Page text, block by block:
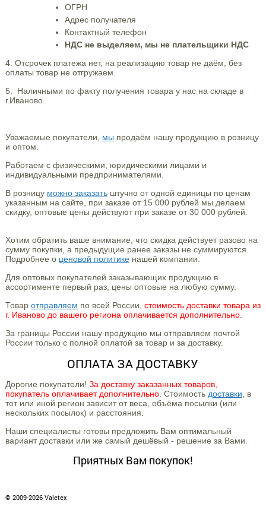
ОГРН
Адрес получателя
Контактный телефон
НДС не выделяем, мы не плательщики НДС
4. Отсрочек платежа нет, на реализацию товар не даём, без
оплаты товар не отгружаем.
5. Наличными по факту получения товара у нас на складе в
г.Иваново.
Уважаемые покупатели, мы продаём нашу продукцию в розницу
и оптом.
Работаем с физическими, юридическими лицами и
индивидуальными предпринимателями.
В розницу можно заказатьштучно от одной единицы по ценам
указанным на сайте, при заказе от 15 000 рублей мы делаем
скидку, оптовые цены действуют при заказе от 30 000 рублей.
Хотим обратить ваше внимание, что скидка действует разово на
сумму покупки, а предыдущие ранее заказы не суммируются.
Подробнее о ценовой политикенашей компании.
Для оптовых покупателей заказывающих продукцию в
ассортименте первый раз, цены оптовые на любую сумму.
Товар отправляем по всей России, стоимость доставки товара из
г. Иваново до вашего региона оплачивается дополнительно.
За границы России нашу продукцию мы отправляем почтой
России только с полной оплатой за товар и за доставку.
ОПЛАТА ЗА ДОСТАВКУ
Дорогие покупатели! За доставку заказанных товаров,
покупатель оплачивает дополнительно. Стоимость доставки , в
тот или иной регион зависит от веса, объёма посылки (или
нескольких посылок) и расстояния.
Наши специалисты готовы предложить Вам оптимальный
вариант доставки или же самый дешёвый - решение за Вами.
Приятных Вам покупок!
© 2009-2026 Valetex